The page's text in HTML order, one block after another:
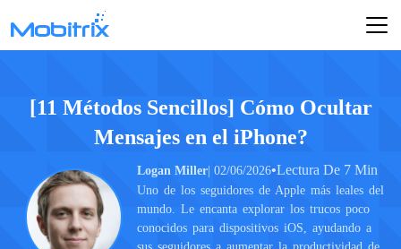
[11 Métodos Sencillos] Cómo Ocultar
Mensajes en el iPhone?
Logan Miller| 02/06/2026•Lectura De 7 Min
Uno de los seguidores de Apple más leales del
mundo. Le encanta explorar los trucos poco
conocidos para dispositivos iOS, ayudando a